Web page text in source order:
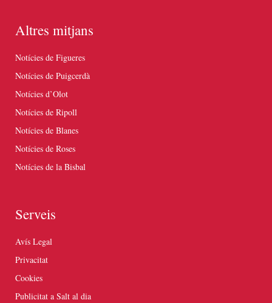
Altres mitjans
Notícies de Figueres
Notícies de Puigcerdà
Notícies d’Olot
Notícies de Ripoll
Notícies de Blanes
Notícies de Roses
Notícies de la Bisbal
Serveis
Avís Legal
Privacitat
Cookies
Publicitat a Salt al dia